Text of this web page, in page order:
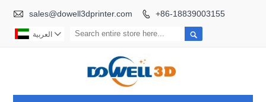
 sales@dowell3dprinter.com  +86-18839003155
 العربية 